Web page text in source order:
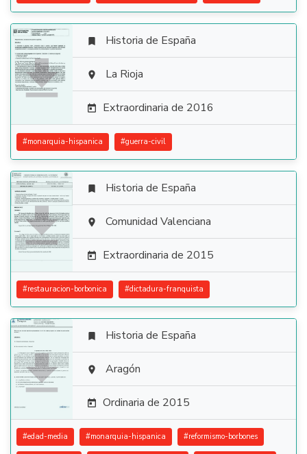

 Historia de España
 La Rioja
 Extraordinaria de 2016
#monarquia-hispanica #guerra-civil

 Historia de España
 Comunidad Valenciana
 Extraordinaria de 2015
#restauracion-borbonica #dictadura-franquista

 Historia de España
 Aragón
 Ordinaria de 2015
#edad-media #monarquia-hispanica #reformismo-borbones